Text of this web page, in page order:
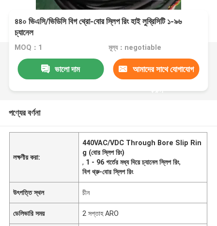
৪৪০ ভিএসি/ভিডিসি বিগ থ্রো-বোর স্লিপ রিং হাই লুব্রিসিটি ১-৯৬
চ্যানেল
MOQ：1 মূল্য：negotiable
ভালো দাম আমাদের সাথে যোগাযোগ
করুন
পণ্যের বর্ণনা
লক্ষণীয় করা:
440VAC/VDC Through Bore Slip Rin
g (বোর স্লিপ রিং)
, 1 - 96 গর্তের মধ্য দিয়ে চ্যানেল স্লিপ রিং,
বিগ থ্রু-বোর স্লিপ রিং
উৎপত্তি স্থল চীন
ডেলিভারি সময় 2 সপ্তাহ ARO